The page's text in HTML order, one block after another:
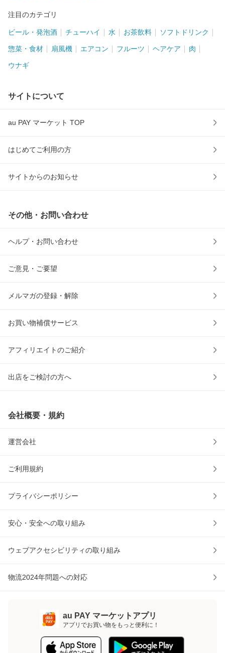
注目のカテゴリ
ビール・発泡酒 チューハイ 水 お茶飲料 ソフトドリンク
惣菜・食材 扇風機 エアコン フルーツ ヘアケア 肉
ウナギ
サイトについて
au PAY マーケット TOP
はじめてご利用の方
サイトからのお知らせ
その他・お問い合わせ
ヘルプ・お問い合わせ
ご意見・ご要望
メルマガの登録・解除
お買い物補償サービス
アフィリエイトのご紹介
出店をご検討の方へ
会社概要・規約
運営会社
ご利用規約
プライバシーポリシー
安心・安全への取り組み
ウェブアクセシビリティの取り組み
物流2024年問題への対応
au PAY マーケットアプリ
アプリでお買い物をもっと便利に！